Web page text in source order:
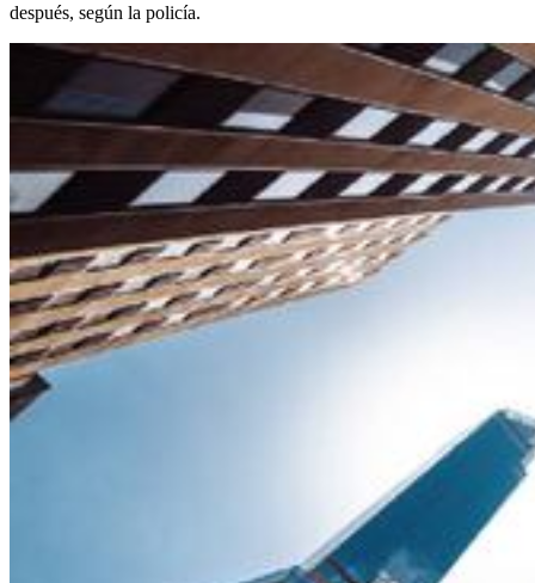
después, según la policía.